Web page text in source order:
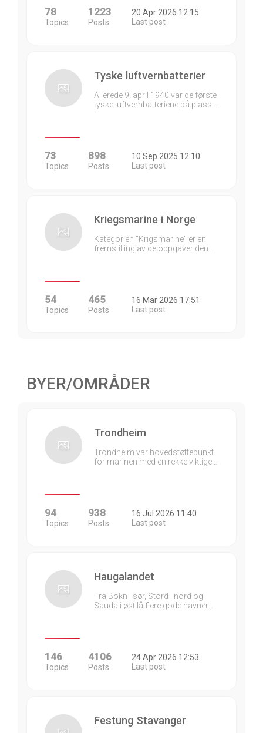
78
Topics
1223
Posts
20 Apr 2026 12:15
Last post
Tyske luftvernbatterier
Allerede 9. april 1940 var de første
tyske luftvernbatteriene på plass…
73
Topics
898
Posts
10 Sep 2025 12:10
Last post
Kriegsmarine i Norge
Kategorien "Krigsmarine" er en
fremstilling av de oppgaver den…
54
Topics
465
Posts
16 Mar 2026 17:51
Last post
BYER/OMRÅDER
Trondheim
Trondheim var hovedstøttepunkt
for marinen med en rekke viktige…
94
Topics
938
Posts
16 Jul 2026 11:40
Last post
Haugalandet
Fra Bokn i sør, Stord i nord og
Sauda i øst lå flere gode havner…
146
Topics
4106
Posts
24 Apr 2026 12:53
Last post
Festung Stavanger